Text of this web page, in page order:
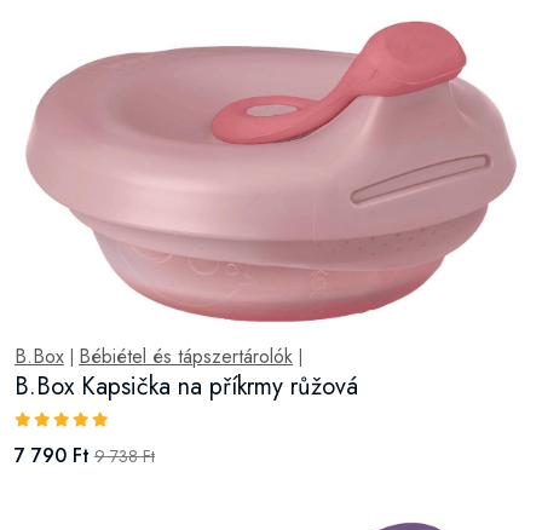
B.Box Bébiétel és tápszertárolók
B.Box Kapsička na příkrmy růžová
7 790 Ft 9 738 Ft